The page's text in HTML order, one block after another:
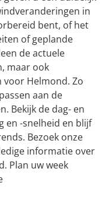
in
bent, of het
of geplande
de actuele
maar ook
Helmond. Zo
aan de
Bekijk de dag- en
en -snelheid en blijf
Bezoek onze
informatie over
Plan uw week